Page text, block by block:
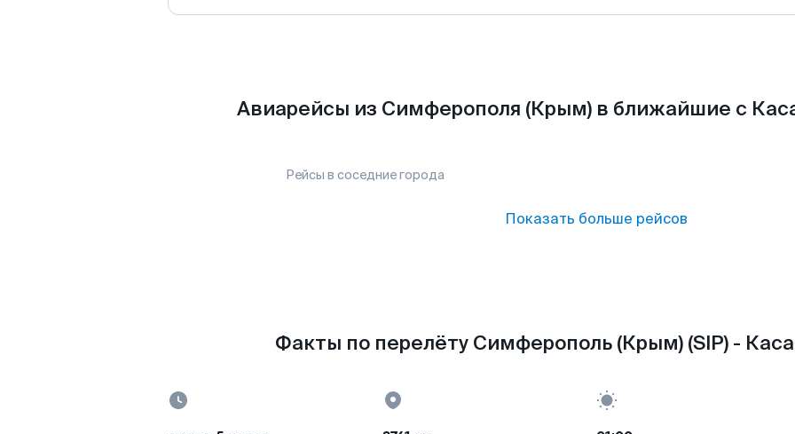
Авиарейсы из Симферополя (Крым) в ближайшие с
Рейсы в соседние города
Показать больше рейсов
Факты по перелёту Симферополь (Крым) (SIP) -